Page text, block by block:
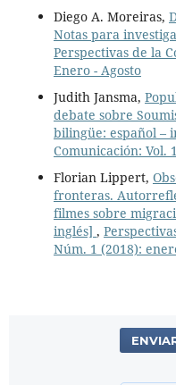
Diego A. Moreiras,
Notas para
Perspectivas de la
Enero - Agosto
Judith Jansma,
debate sobre
bilingüe: español –
Comunicación: Vol.
Florian Lippert,
fronteras.
filmes sobre
inglés] ,
Núm. 1 (2018):